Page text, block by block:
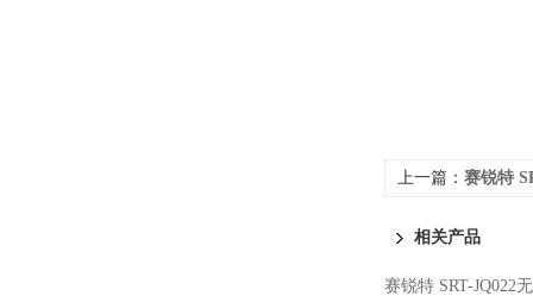
上一篇： 赛锐特
相关产品
赛锐特 SRT-JQ022